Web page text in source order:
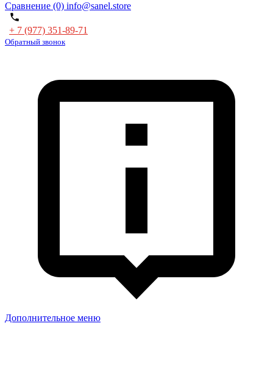
Сравнение (0) info@sanel.store
+ 7 (977) 351-89-71
Обратный звонок
Дополнительное меню